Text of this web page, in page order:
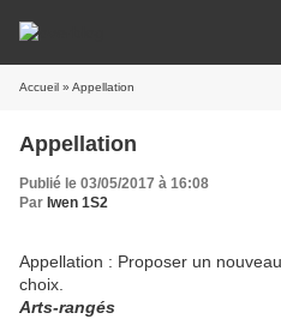
Accueil » Appellation
Appellation
Publié le 03/05/2017 à 16:08
Par Iwen 1S2
Appellation : Proposer un
choix.
Arts-rangés